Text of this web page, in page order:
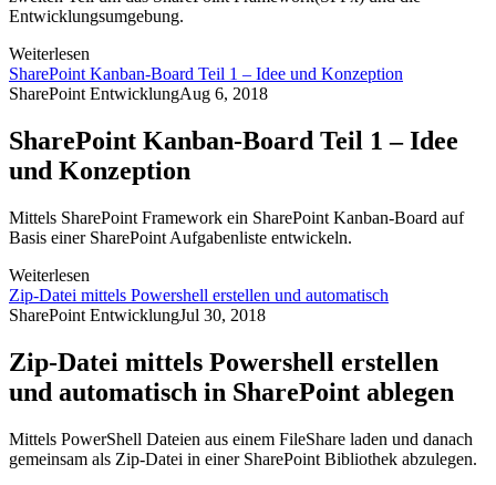
Entwicklungsumgebung.
Weiterlesen
SharePoint Kanban-Board Teil 1 – Idee und Konzeption
SharePoint EntwicklungAug 6, 2018
SharePoint Kanban-Board Teil 1 – Idee
und Konzeption
Mittels SharePoint Framework ein SharePoint Kanban-Board auf
Basis einer SharePoint Aufgabenliste entwickeln.
Weiterlesen
Zip-Datei mittels Powershell erstellen und automatisch
SharePoint EntwicklungJul 30, 2018
Zip-Datei mittels Powershell erstellen
und automatisch in SharePoint ablegen
Mittels PowerShell Dateien aus einem FileShare laden und danach
gemeinsam als Zip-Datei in einer SharePoint Bibliothek abzulegen.